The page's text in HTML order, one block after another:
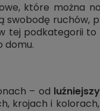
które można
swobodę
tej podkategorii
domu.
– od
krojach i